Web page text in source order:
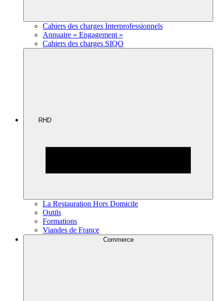
Cahiers des charges Interprofessionnels
Annuaire « Engagement »
Cahiers des charges SIQO
RHD
La Restauration Hors Domicile
Outils
Formations
Viandes de France
Commerce